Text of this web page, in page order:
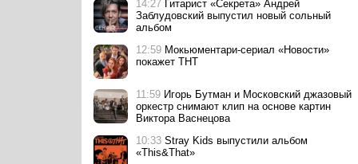
14:27 Гитарист «Секрета» Андрей
Заблудовский выпустил новый сольный
альбом
12:59 Мокьюментари-сериал «Новости»
покажет ТНТ
11:59 Игорь Бутман и Московский джазовый
оркестр снимают клип на основе картин
Виктора Васнецова
10:33 Stray Kids выпустили альбом
«This&That»